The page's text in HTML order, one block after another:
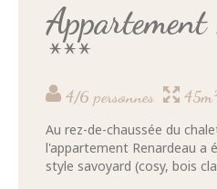
***
4/6 personnes
Au rez-de-chaussée du
l'appartement Renardeau a
style savoyard (cosy, bois